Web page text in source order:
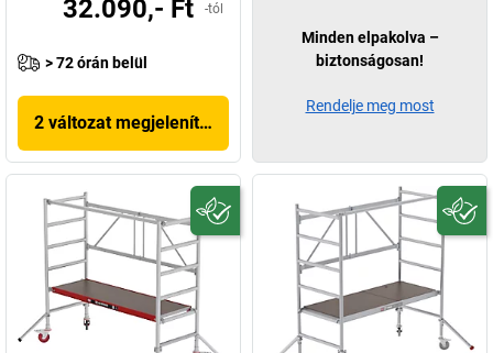
32.090,- Ft -tól
> 72 órán belül
2 változat megjelenítése
Minden elpakolva –
biztonságosan!
Rendelje meg most